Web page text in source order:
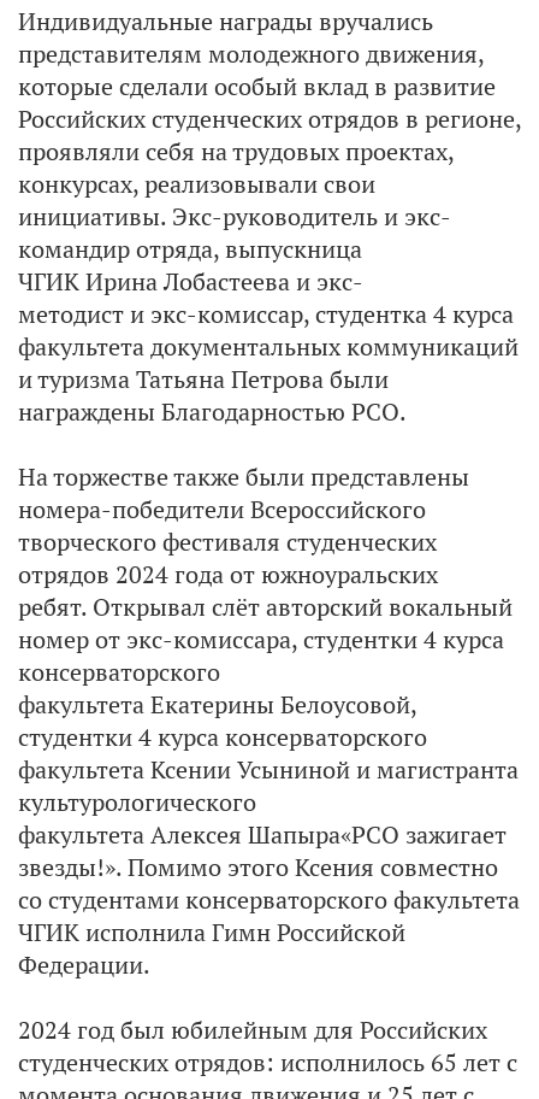
Индивидуальные награды вручались
представителям молодежного движения,
которые сделали особый вклад в развитие
Российских студенческих отрядов в регионе,
проявляли себя на трудовых проектах,
конкурсах, реализовывали свои
инициативы. Экс-руководитель и экс-
командир отряда, выпускница
ЧГИК Ирина Лобастеева и экс-
методист и экс-комиссар, студентка 4 курса
факультета документальных коммуникаций
и туризма Татьяна Петрова были
награждены Благодарностью РСО.
На торжестве также были представлены
номера-победители Всероссийского
творческого фестиваля студенческих
отрядов 2024 года от южноуральских
ребят. Открывал слёт авторский вокальный
номер от экс-комиссара, студентки 4 курса
консерваторского
факультета Екатерины Белоусовой,
студентки 4 курса консерваторского
факультета Ксении Усыниной и магистранта
культурологического
факультета Алексея Шапыра«РСО зажигает
звезды!». Помимо этого Ксения совместно
со студентами консерваторского факультета
ЧГИК исполнила Гимн Российской
Федерации.
2024 год был юбилейным для Российских
студенческих отрядов: исполнилось 65 лет с